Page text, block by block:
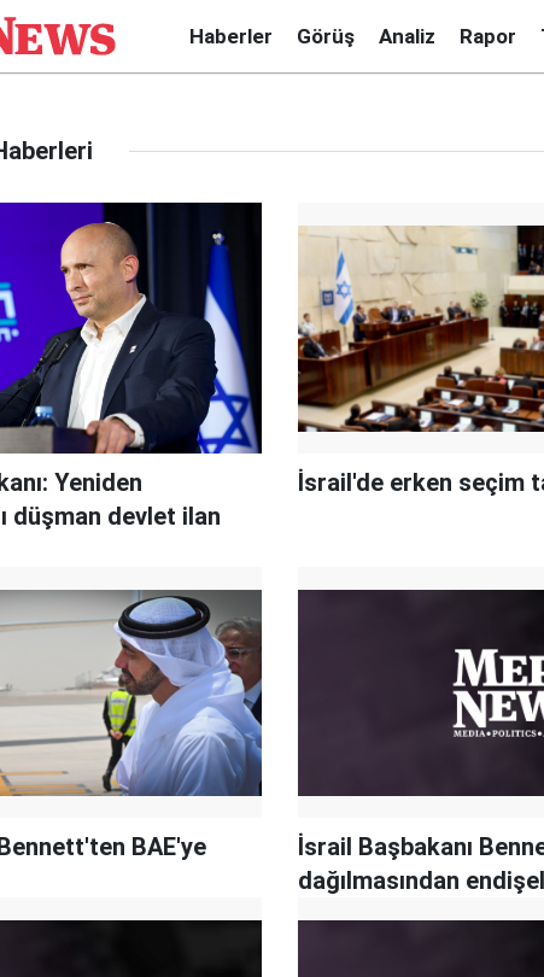
Haberler Görüş Analiz Rapor
Yeniden
düşman devlet ilan
İsrail'de erken seçim
BAE'ye
İsrail Başbakanı
dağılmasından